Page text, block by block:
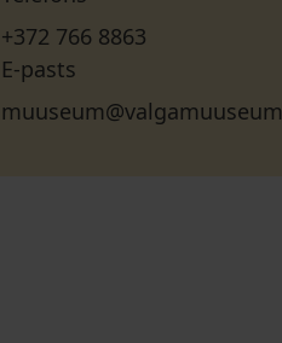
+372 766 8863
E-pasts